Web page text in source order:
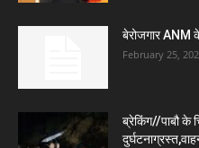
बेरोजगार ANM
February 25,
ब्रेकिंग//पाबौ के